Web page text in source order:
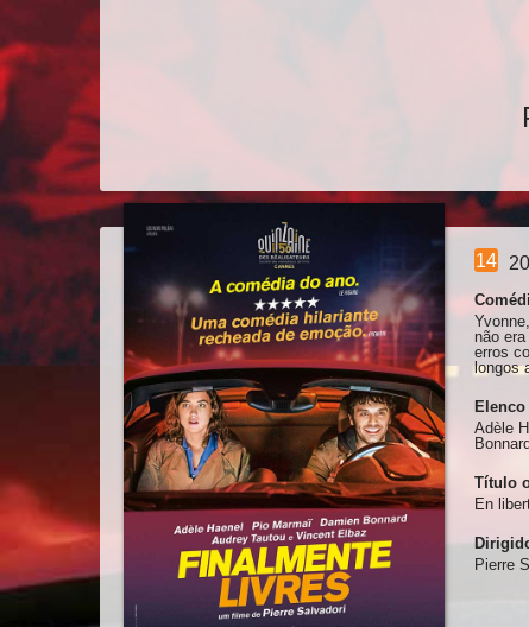
14
não
erros
longos
Elenco
Adèle
Bonnard
Título
En
Pierre